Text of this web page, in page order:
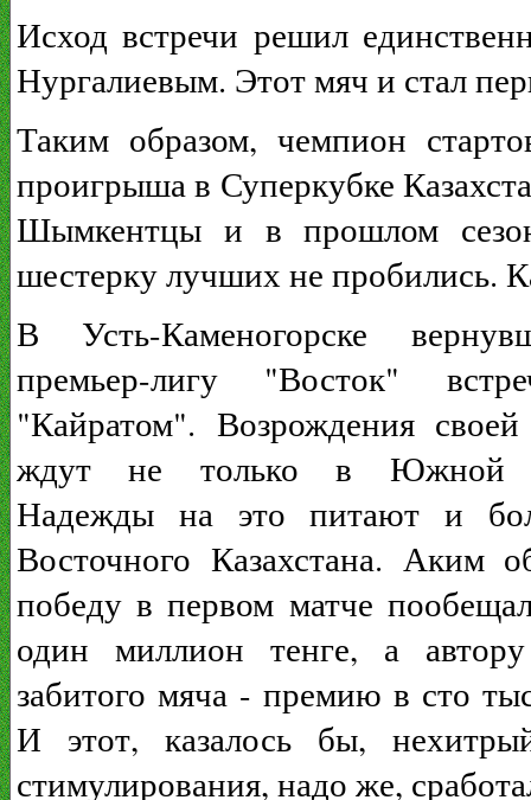
Исход встречи решил
Нургалиевым. Этот мяч и стал
Таким образом, чемпион
проигрыша в Суперкубке
Шымкентцы и в прошлом
шестерку лучших не пробились.
В Усть-Каменогорске
премьер-лигу "Восток"
"Кайратом". Возрождения
ждут не только в Южной
Надежды на это питают и
Восточного Казахстана. Аким
победу в первом матче
один миллион тенге, а
забитого мяча - премию в сто
И этот, казалось бы,
стимулирования, надо же,